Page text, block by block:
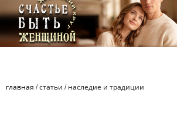
главная /статьи / наследие и традиции